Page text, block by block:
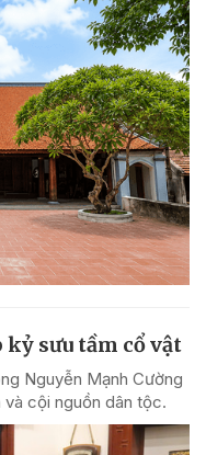
sưu tầm cổ vật
Nguyễn Mạnh Cường
cội nguồn dân tộc.